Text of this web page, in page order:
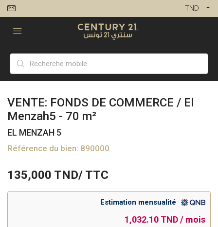
TND
VENTE: FONDS DE COMMERCE / El
Menzah5 - 70 m²
EL MENZAH 5
Référence du bien: 890000
135,000 TND/ TTC
Estimation mensualité
1,032.10 TND / mois